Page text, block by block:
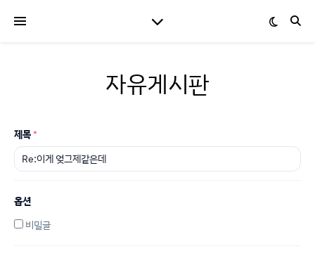
자유게시판
제목*
옵션
비밀글